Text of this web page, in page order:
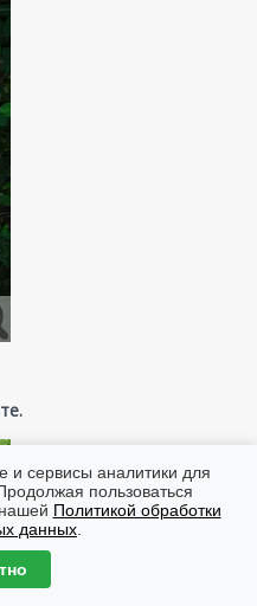
сервисы аналитики для
пользоваться
Политикой обработки
данных